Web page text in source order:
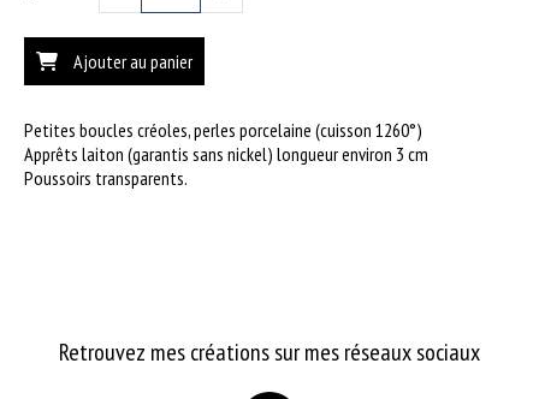
Ajouter au panier
Petites boucles créoles, perles porcelaine (cuisson 1260°)
Apprêts laiton (garantis sans nickel) longueur environ 3 cm
Poussoirs transparents.
Retrouvez mes créations sur mes réseaux sociaux